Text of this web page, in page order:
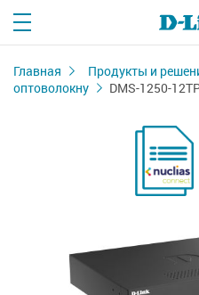
Главная Продукты и
оптоволокну
DMS-1250-